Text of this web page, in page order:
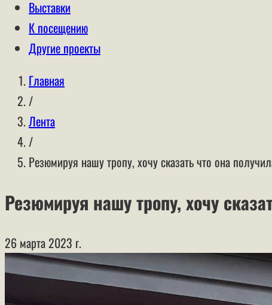
Выставки
К посещению
Другие проекты
Главная
/
Лента
/
Резюмируя нашу тропу, хочу сказать что она
Резюмируя нашу тропу, хочу
26 марта 2023 г.